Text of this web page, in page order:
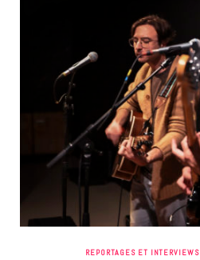
REPORTAGES ET INTERVIEWS